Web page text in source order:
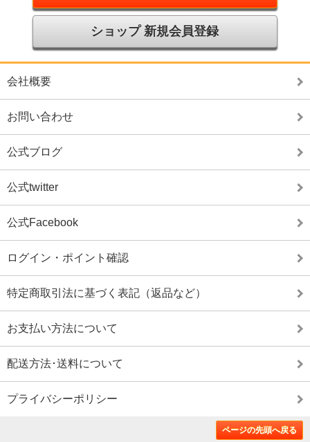
ショップ 新規会員登録
会社概要
お問い合わせ
公式ブログ
公式twitter
公式Facebook
ログイン・ポイント確認
特定商取引法に基づく表記（返品など）
お支払い方法について
配送方法･送料について
プライバシーポリシー
ページの先頭へ戻る